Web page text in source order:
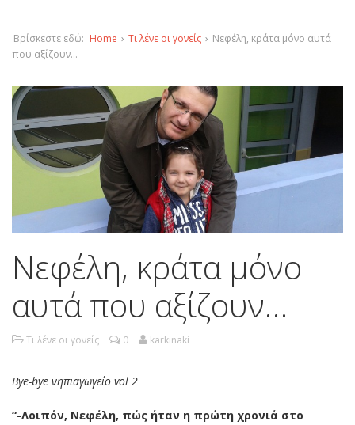
Βρίσκεστε εδώ: Home › Τι λένε οι γονείς › Νεφέλη, κράτα μόνο αυτά
που αξίζουν…
Νεφέλη, κράτα μόνο
αυτά που αξίζουν…
Τι λένε οι γονείς 0 karkinaki
Bye-bye νηπιαγωγείο vol 2
“-Λοιπόν, Νεφέλη, πώς ήταν η πρώτη χρονιά στο